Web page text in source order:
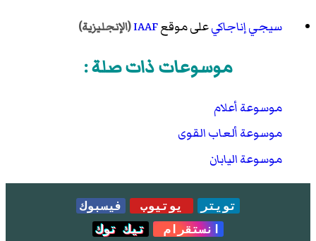
سيجي إناجاكيعلى موقعIAAF(الإنجليزية)
موسوعات ذات صلة :
موسوعة أعلام
موسوعة ألعاب القوى
موسوعة اليابان
تويتر يوتيوب
فيسبوك
انستقرام
تيك توك